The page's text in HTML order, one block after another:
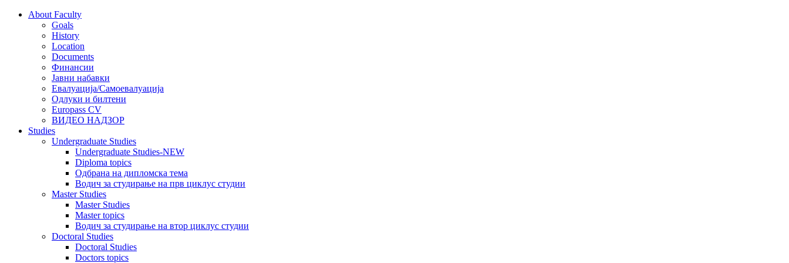
About Faculty
Goals
History
Location
Documents
Финансии
Јавни набавки
Евалуација/Самоевалуација
Одлуки и билтени
Europass CV
ВИДЕО НАДЗОР
Studies
Undergraduate Studies
Undergraduate Studies-NEW
Diploma topics
Одбрана на дипломска тема
Водич за студирање на прв циклус студии
Master Studies
Master Studies
Master topics
Водич за студирање на втор циклус студии
Doctoral Studies
Doctoral Studies
Doctors topics